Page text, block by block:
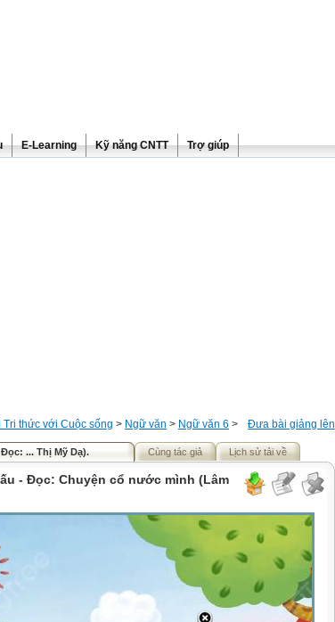
E-Learning Kỹ năng CNTT Trợ giúp
Đưa bài giảng lên
Tri thức với Cuộc sống > Ngữ văn > Ngữ văn 6 >
... Thị Mỹ Dạ). Cùng tác giả Lịch sử tải về
- Đọc: Chuyện cổ nước mình (Lâm